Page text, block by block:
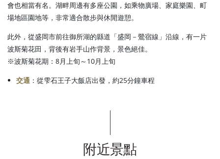
會也相當有名。湖畔周邊有多座公園，如乘物廣場、家庭樂園、町
場地區園地等，非常適合散步與休閒遊憩。
此外，從盛岡市前往御所湖的縣道「盛岡－鶯宿線」沿線，有一片
波斯菊花田，背後有岩手山作背景，景色絕佳。
※波斯菊花期：8月上旬～10月上旬
交通 ：從雫石王子大飯店出發，約25分鐘車程
附近景點